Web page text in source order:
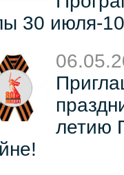
30 июля-10
летию